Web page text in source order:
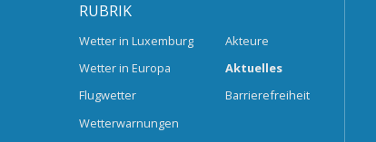
RUBRIK
Wetter in Luxemburg
Wetter in Europa
Flugwetter
Wetterwarnungen
Akteure
Aktuelles
Barrierefreiheit